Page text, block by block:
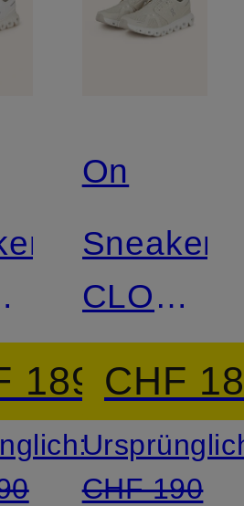
189
On
Sneaker
CLOUD
6
CHF
CHF 190